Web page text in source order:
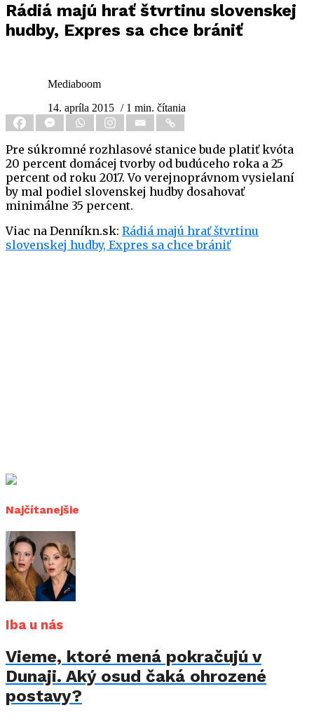
Rádiá majú hrať štvrtinu slovenskej
hudby, Expres sa chce brániť
Mediaboom
14. apríla 2015 / 1 min. čítania
Pre súkromné rozhlasové stanice bude platiť kvóta
20 percent domácej tvorby od budúceho roka a 25
percent od roku 2017. Vo verejnoprávnom vysielaní
by mal podiel slovenskej hudby dosahovať
minimálne 35 percent.
Viac na Denníkn.sk: Rádiá majú hrať štvrtinu
slovenskej hudby, Expres sa chce brániť
Najčítanejšie
Iba u nás
Vieme, ktoré mená pokračujú v
Dunaji. Aký osud čaká ohrozené
postavy?